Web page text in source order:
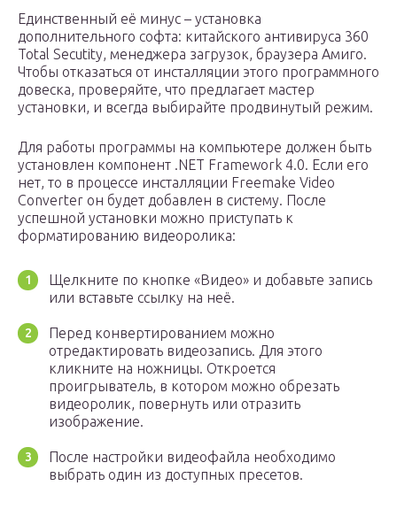
Единственный её минус – установка
дополнительного софта: китайского антивируса 360
Total Secutity, менеджера загрузок, браузера Амиго.
Чтобы отказаться от инсталляции этого программного
довеска, проверяйте, что предлагает мастер
установки, и всегда выбирайте продвинутый режим.
Для работы программы на компьютере должен быть
установлен компонент .NET Framework 4.0. Если его
нет, то в процессе инсталляции Freemake Video
Converter он будет добавлен в систему. После
успешной установки можно приступать к
форматированию видеоролика:
Щелкните по кнопке «Видео» и добавьте запись
или вставьте ссылку на неё.
Перед конвертированием можно
отредактировать видеозапись. Для этого
кликните на ножницы. Откроется
проигрыватель, в котором можно обрезать
видеоролик, повернуть или отразить
изображение.
После настройки видеофайла необходимо
выбрать один из доступных пресетов.